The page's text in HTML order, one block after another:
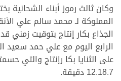
وكان ثالث رموز أبناء
المملوكة لـ محمد سالم علي
الرابع اليوم مع علي حمد سعيد
على الثنايا بكا رإنتاج والتي
12.18.7 دقيقة.